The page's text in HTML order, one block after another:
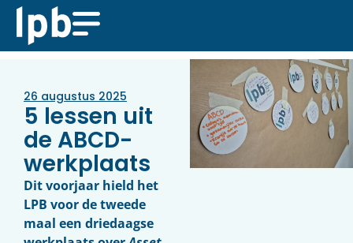
26 augustus 2025
5 lessen uit
de ABCD-
werkplaats
Dit voorjaar hield het
LPB voor de tweede
maal een driedaagse